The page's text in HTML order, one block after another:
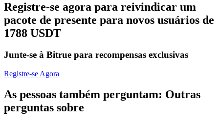
Copiar Trading
Registre-se agora para reivindicar um
pacote de presente para novos usuários de
1788 USDT
Junte-se à Bitrue para recompensas exclusivas
Registre-se Agora
As pessoas também perguntam: Outras
perguntas sobre